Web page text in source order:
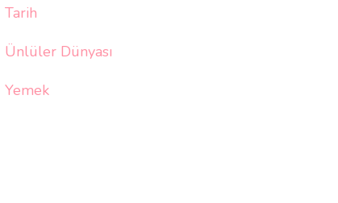
Tarih
Ünlüler Dünyası
Yemek